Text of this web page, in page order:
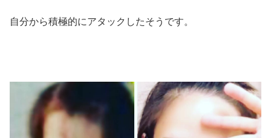
自分から積極的にアタックしたそうです。